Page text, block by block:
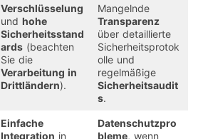
Verschlüsselung
und hohe
Sicherheitsstand
ards (beachten
Sie die
Verarbeitung in
Drittländern).
Mangelnde
Transparenz
über detaillierte
Sicherheitsprotok
olle und
regelmäßige
Sicherheitsaudit
s.
Einfache
Integration in
Datenschutzpro
bleme, wenn